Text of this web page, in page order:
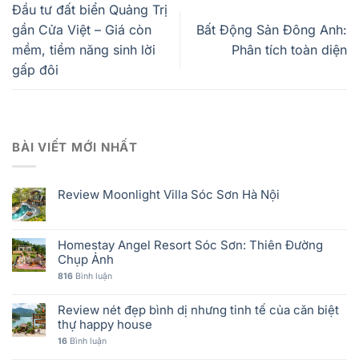
Đầu tư đất biển Quảng Trị
gần Cửa Việt – Giá còn
mềm, tiềm năng sinh lời
gấp đôi
Bất Động Sản Đông Anh:
Phân tích toàn diện
BÀI VIẾT MỚI NHẤT
Review Moonlight Villa Sóc Sơn Hà Nội
Homestay Angel Resort Sóc Sơn: Thiên Đường
Chụp Ảnh
816 Bình luận
Review nét đẹp bình dị nhưng tinh tế của căn biệt
thự happy house
16 Bình luận